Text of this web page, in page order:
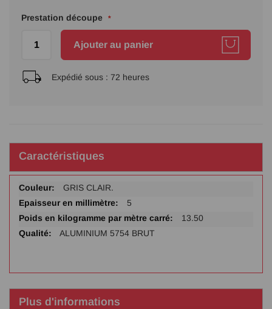
Prestation découpe
Ajouter au panier
Expédié sous : 72 heures
Caractéristiques
Plus
d'infos
GRIS CLAIR.
5
13.50
ALUMINIUM 5754 BRUT
Plus d'informations